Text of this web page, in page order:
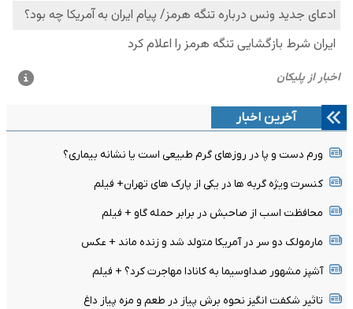
آخرین اخبار
ورم دست و پا در روزهای گرم طبیعی است یا نشانه بیماری؟
کنسرت ویژه گربه ها در یکی از پارک های تهران+ فیلم
محافظت اسب از صاحبش در برابر حمله گاو + فیلم
مارمولک دو سر در آمریکا متولد شد و زنده ماند + عکس
آشپز مشهور صداوسیما به کانادا مهاجرت کرد؟ + فیلم
تاثیر شکفت انگیز نحوه برش پیاز در طعم و مزه پیاز داغ